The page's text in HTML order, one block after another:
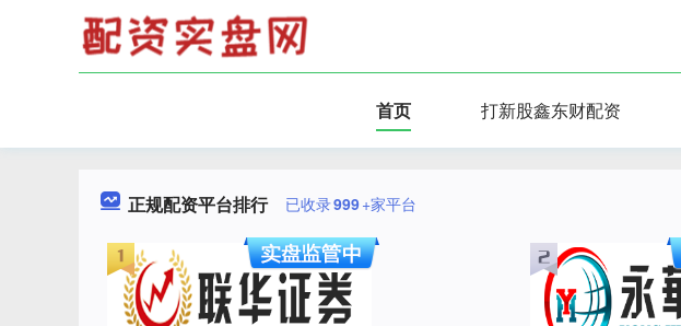
首页 打新股鑫东财配资
正规配资平台排行 已收录999+家平台